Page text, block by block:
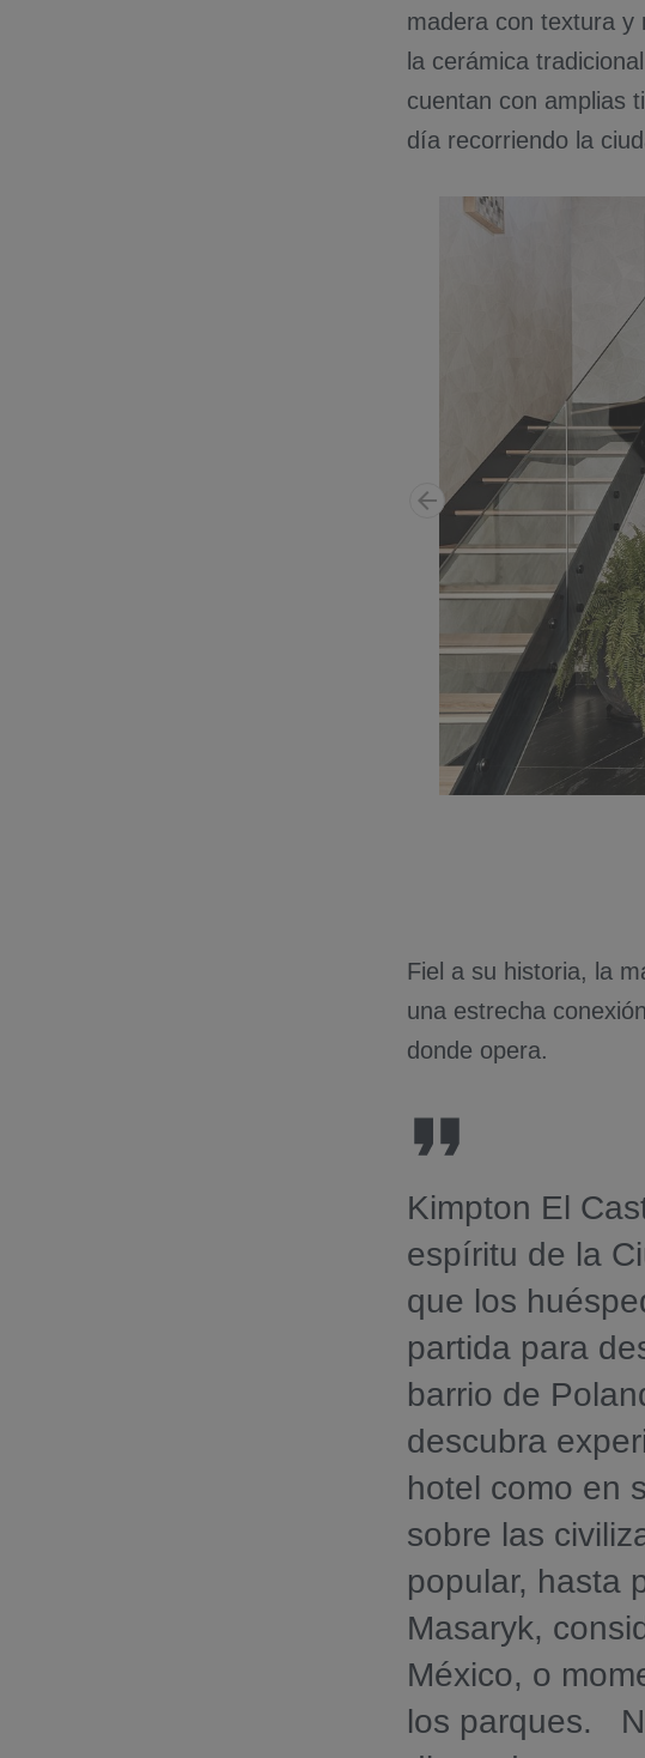
madera con textura y
la cerámica
cuentan con amplias
día recorriendo la
Fiel a su historia, la
una estrecha
donde opera.
Kimpton El
espíritu de la
que los
partida para
barrio de
descubra
hotel como en
sobre las
popular, hasta
Masaryk,
México, o
los parques.